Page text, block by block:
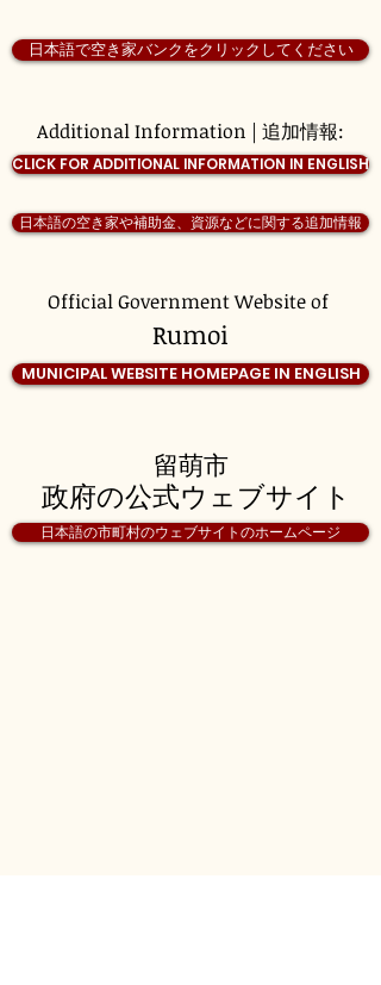
日本語で空き家バンクをクリックしてください
Additional Information | 追加情報:
CLICK FOR ADDITIONAL INFORMATION IN ENGLISH
Official Government Website of
Rumoi
日本語の空き家や補助金、資源などに関する追加情報
MUNICIPAL WEBSITE HOMEPAGE IN ENGLISH
留萌市
日本語の市町村のウェブサイトのホームページ
政府の公式ウェブサイト